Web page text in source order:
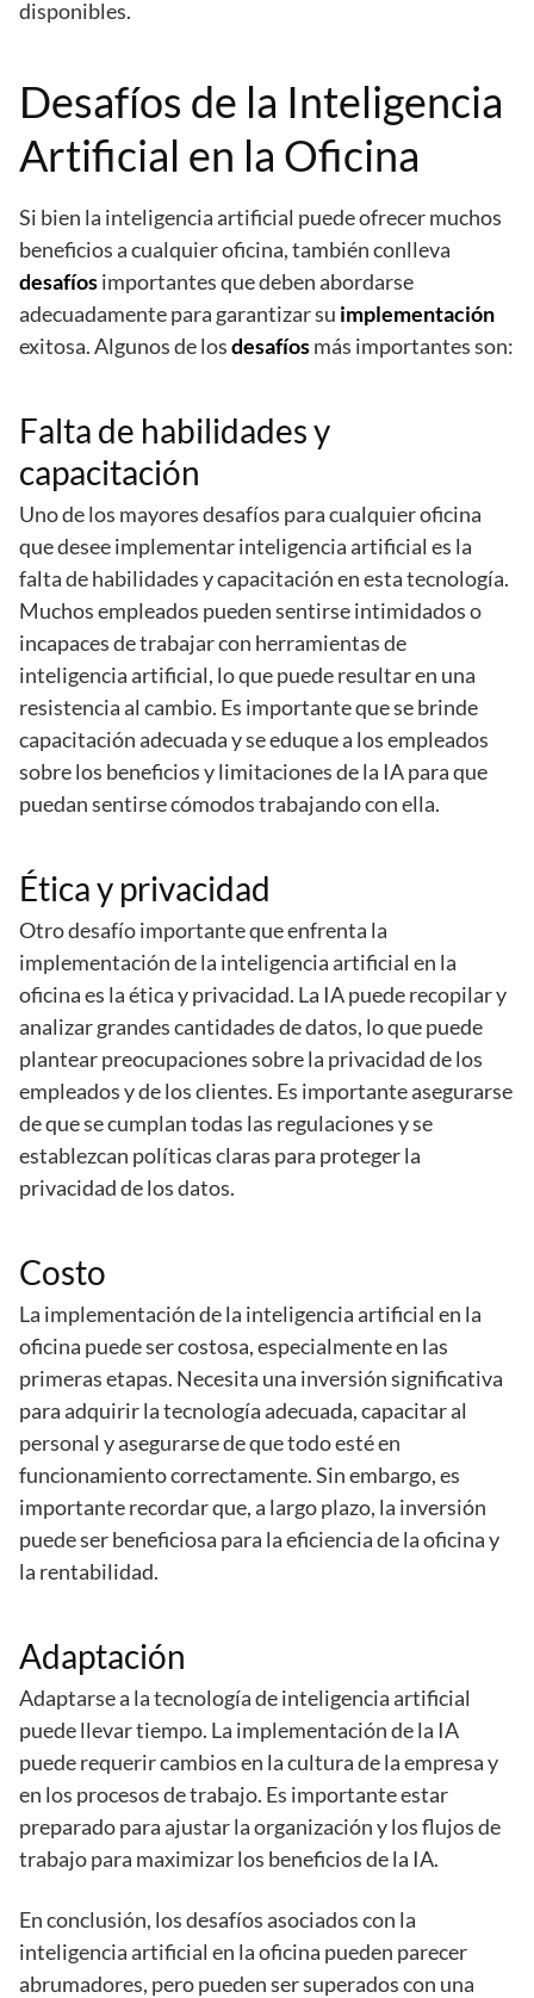
disponibles.
Desafíos de la Inteligencia
Artificial en la Oficina
Si bien la inteligencia artificial puede ofrecer muchos
beneficios a cualquier oficina, también conlleva
desafíosimportantes que deben abordarse
adecuadamente para garantizar su implementación
exitosa. Algunos de losdesafíosmás importantes son:
Falta de habilidades y
capacitación
Uno de los mayores desafíos para cualquier oficina
que desee implementar inteligencia artificial es la
falta de habilidades y capacitación en esta tecnología.
Muchos empleados pueden sentirse intimidados o
incapaces de trabajar con herramientas de
inteligencia artificial, lo que puede resultar en una
resistencia al cambio. Es importante que se brinde
capacitación adecuada y se eduque a los empleados
sobre los beneficios y limitaciones de la IA para que
puedan sentirse cómodos trabajando con ella.
Ética y privacidad
Otro desafío importante que enfrenta la
implementación de la inteligencia artificial en la
oficina es la ética y privacidad. La IA puede recopilar y
analizar grandes cantidades de datos, lo que puede
plantear preocupaciones sobre la privacidad de los
empleados y de los clientes. Es importante asegurarse
de que se cumplan todas las regulaciones y se
establezcan políticas claras para proteger la
privacidad de los datos.
Costo
La implementación de la inteligencia artificial en la
oficina puede ser costosa, especialmente en las
primeras etapas. Necesita una inversión significativa
para adquirir la tecnología adecuada, capacitar al
personal y asegurarse de que todo esté en
funcionamiento correctamente. Sin embargo, es
importante recordar que, a largo plazo, la inversión
puede ser beneficiosa para la eficiencia de la oficina y
la rentabilidad.
Adaptación
Adaptarse a la tecnología de inteligencia artificial
puede llevar tiempo. La implementación de la IA
puede requerir cambios en la cultura de la empresa y
en los procesos de trabajo. Es importante estar
preparado para ajustar la organización y los flujos de
trabajo para maximizar los beneficios de la IA.
En conclusión, los desafíos asociados con la
inteligencia artificial en la oficina pueden parecer
abrumadores, pero pueden ser superados con una